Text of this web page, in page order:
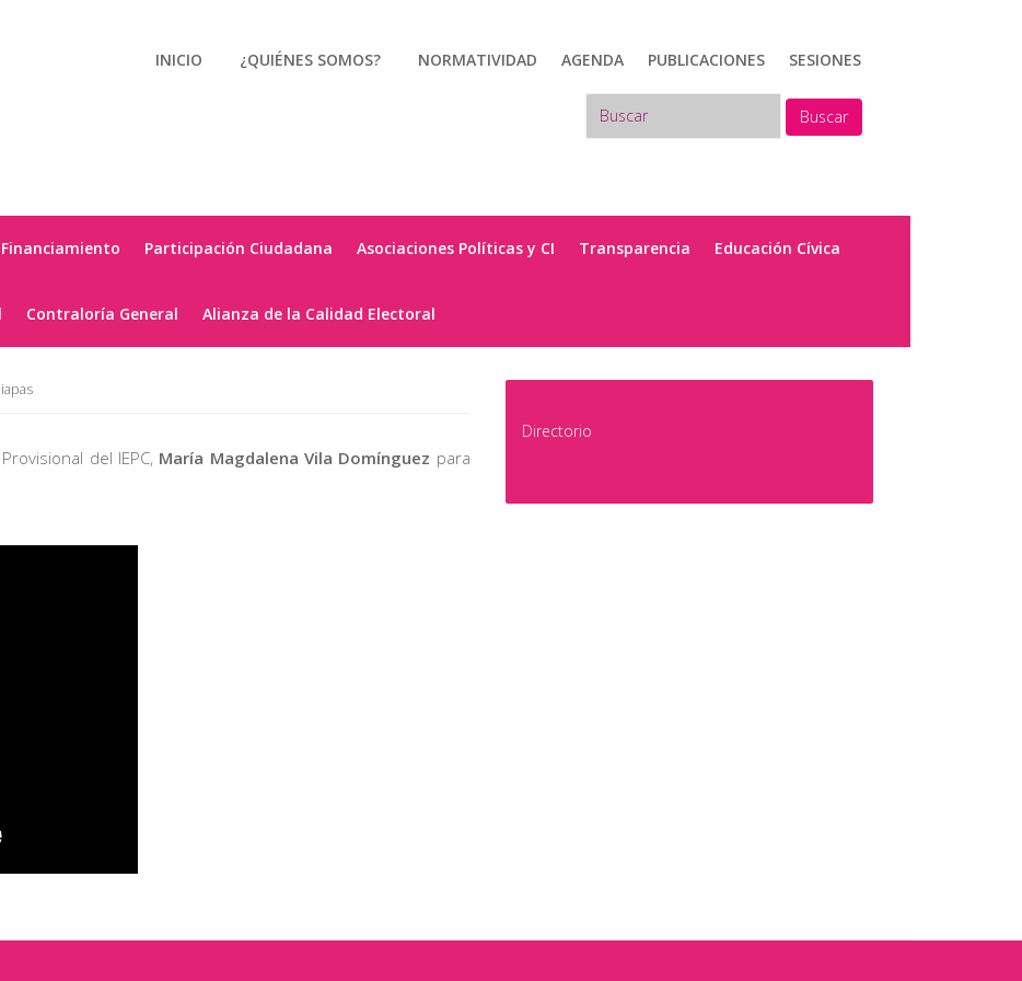
INICIO ¿QUIÉNES SOMOS? NORMATIVIDAD AGENDA PUBLICACIONES SESIONES
Buscar
Participación Ciudadana Asociaciones Políticas y CI Transparencia Educación Cívica
Contraloría General Alianza de la Calidad Electoral
del IEPC, María Magdalena Vila Domínguez para
Directorio